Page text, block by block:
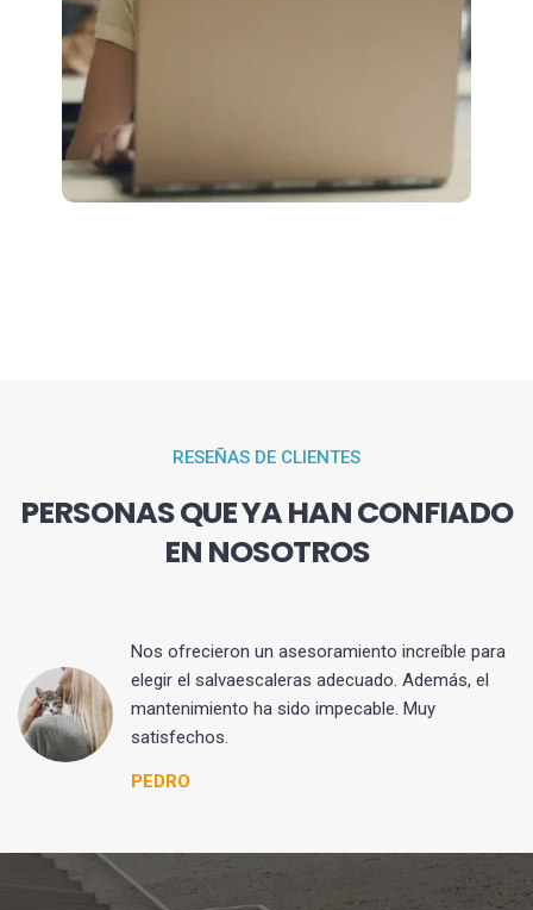
RESEÑAS DE CLIENTES
PERSONAS QUE YA HAN CONFIADO
EN NOSOTROS
Nos ofrecieron un asesoramiento increíble para
elegir el salvaescaleras adecuado. Además, el
mantenimiento ha sido impecable. Muy
satisfechos.
PEDRO